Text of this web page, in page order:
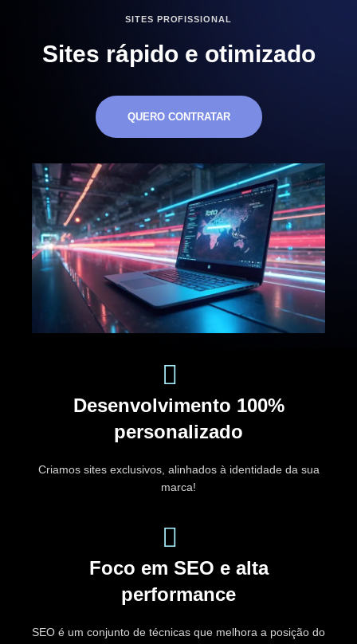
SITES PROFISSIONAL
Sites rápido e otimizado
QUERO CONTRATAR
Desenvolvimento 100%
personalizado
Criamos sites exclusivos, alinhados à identidade da sua
marca!
Foco em SEO e alta
performance
SEO é um conjunto de técnicas que melhora a posição do